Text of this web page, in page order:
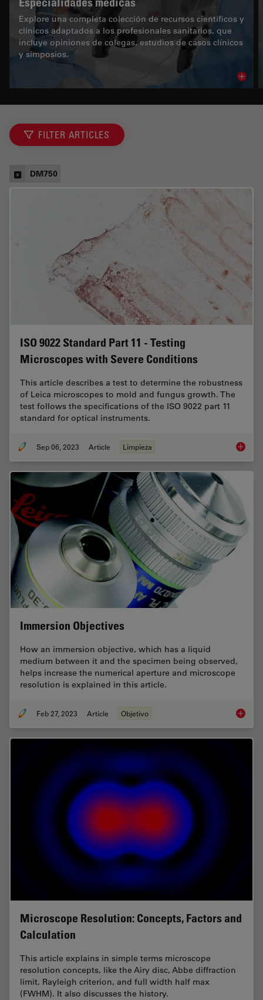
Explore una completa colección de recursos científicos y
clínicos adaptados a los profesionales sanitarios, que
incluye opiniones de colegas, estudios de casos clínicos
y simposios.
FILTER ARTICLES
DM750
ISO 9022 Standard Part 11 - Testing
Microscopes with Severe Conditions
This article describes a test to determine the robustness
of Leica microscopes to mold and fungus growth. The
test follows the specifications of the ISO 9022 part 11
standard for optical instruments.
Sep 06, 2023 Article Limpieza ISO
Immersion Objectives
How an immersion objective, which has a liquid
medium between it and the specimen being observed,
helps increase the numerical aperture and microscope
resolution is explained in this article.
Feb 27, 2023 Article Objetivo
Microscope Resolution: Concepts, Factors and
Calculation
This article explains in simple terms microscope
resolution concepts, like the Airy disc, Abbe diffraction
limit, Rayleigh criterion, and full width half max
(FWHM). It also discusses the history.